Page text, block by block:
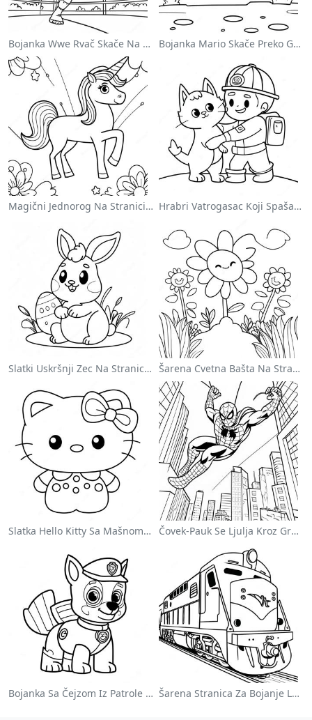
Bojanka Wwe Rvač Skače Na Protivnika Bojanka Mario Skače Preko Goomba
Magični Jednorog Na Stranici Za Bojanje Sa Duškom Hrabri Vatrogasac Koji Spašava Mačku Za Bojanje
Slatki Uskršnji Zec Na Stranici Za Bojanje Šarena Cvetna Bašta Na Stranici Za Bojanje
Slatka Hello Kitty Sa Mašnom - Bojanka Čovek-Pauk Se Ljulja Kroz Grad - Bojanka
Bojanka Sa Čejzom Iz Patrole Pasa Šarena Stranica Za Bojanje Lokomotive